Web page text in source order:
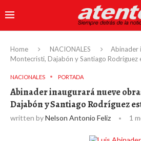
Home NACIONALES
Abinader
Montecristi, Dajabón y Santiago Rodríguez
NACIONALES PORTADA
Abinader inaugurará nueve
Dajabón y Santiago Rodríguez
written byNelson Antonio Feliz 1